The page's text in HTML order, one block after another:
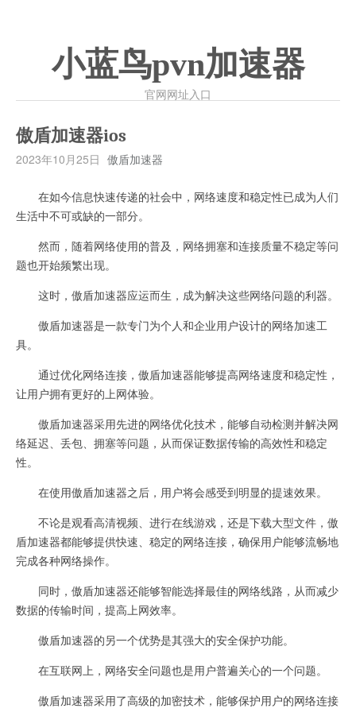
小蓝鸟pvn加速器
官网网址入口
傲盾加速器ios
2023年10月25日 傲盾加速器
在如今信息快速传递的社会中，网络速度和稳定性已成为人们
生活中不可或缺的一部分。
然而，随着网络使用的普及，网络拥塞和连接质量不稳定等问
题也开始频繁出现。
这时，傲盾加速器应运而生，成为解决这些网络问题的利器。
傲盾加速器是一款专门为个人和企业用户设计的网络加速工
具。
通过优化网络连接，傲盾加速器能够提高网络速度和稳定性，
让用户拥有更好的上网体验。
傲盾加速器采用先进的网络优化技术，能够自动检测并解决网
络延迟、丢包、拥塞等问题，从而保证数据传输的高效性和稳定
性。
在使用傲盾加速器之后，用户将会感受到明显的提速效果。
不论是观看高清视频、进行在线游戏，还是下载大型文件，傲
盾加速器都能够提供快速、稳定的网络连接，确保用户能够流畅地
完成各种网络操作。
同时，傲盾加速器还能够智能选择最佳的网络线路，从而减少
数据的传输时间，提高上网效率。
傲盾加速器的另一个优势是其强大的安全保护功能。
在互联网上，网络安全问题也是用户普遍关心的一个问题。
傲盾加速器采用了高级的加密技术，能够保护用户的网络连接